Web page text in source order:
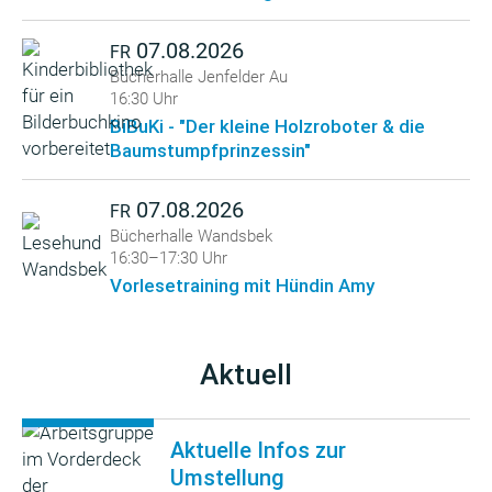
FR 07.08.2026
Bücherhalle Jenfelder Au
16:30 Uhr
BiBuKi - "Der kleine Holzroboter & die
Baumstumpfprinzessin"
FR 07.08.2026
Bücherhalle Wandsbek
16:30–17:30 Uhr
Vorlesetraining mit Hündin Amy
Aktuell
Aktuelle Infos zur
Umstellung